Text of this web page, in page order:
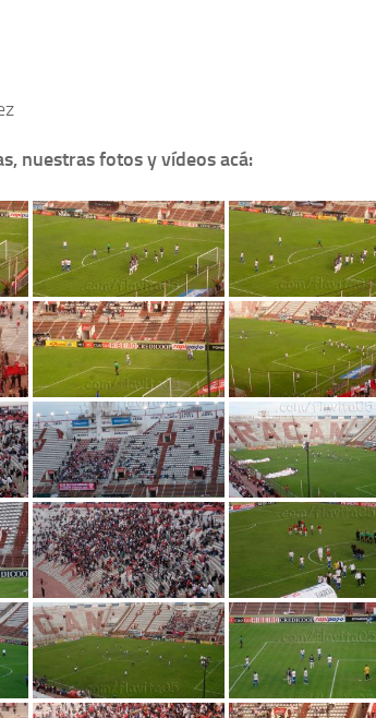
nuestras fotos y vídeos acá: